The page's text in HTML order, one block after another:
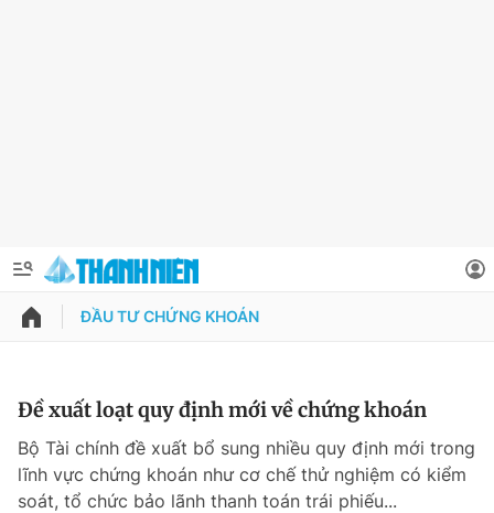
QUẢNG CÁO
Chuyên mục
Thông tin tài khoản
Đổi mật khẩu
Tin đã lưu
ĐẦU TƯ CHỨNG KHOÁN
Đề xuất loạt quy định mới về chứng khoán
Bộ Tài chính đề xuất bổ sung nhiều quy định mới trong
lĩnh vực chứng khoán như cơ chế thử nghiệm có kiểm
soát, tổ chức bảo lãnh thanh toán trái phiếu...